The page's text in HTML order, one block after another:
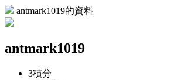
antmark1019的資料
antmark1019
3積分